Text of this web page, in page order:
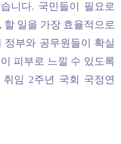
니다. 국민들이 필요로
일을 가장 효율적으로
부와 공무원들이 확실
피부로 느낄 수 있도록
임 2주년 국회 국정연